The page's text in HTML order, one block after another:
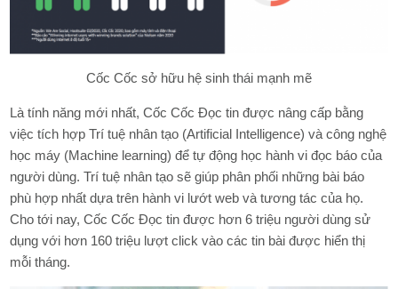
Cốc Cốc sở hữu hệ sinh thái mạnh mẽ
Là tính năng mới nhất, Cốc Cốc Đọc tin được nâng cấp bằng
việc tích hợp Trí tuệ nhân tạo (Artificial Intelligence) và công nghệ
học máy (Machine learning) để tự động học hành vi đọc báo của
người dùng. Trí tuệ nhân tạo sẽ giúp phân phối những bài báo
phù hợp nhất dựa trên hành vi lướt web và tương tác của họ.
Cho tới nay, Cốc Cốc Đọc tin được hơn 6 triệu người dùng sử
dụng với hơn 160 triệu lượt click vào các tin bài được hiển thị
mỗi tháng.